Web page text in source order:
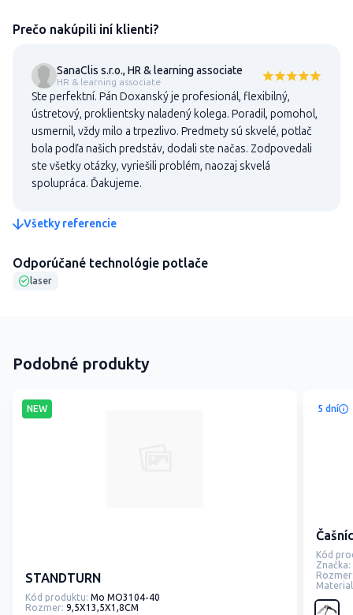
Prečo nakúpili iní klienti?
SanaClis s.r.o., HR & learning associate
HR & learning associate
Ste perfektní. Pán Doxanský je profesionál, flexibilný,
ústretový, proklientsky naladený kolega. Poradil, pomohol,
usmernil, vždy milo a trpezlivo. Predmety sú skvelé, potlač
bola podľa našich predstáv, dodali ste načas. Zodpovedali
ste všetky otázky, vyriešili problém, naozaj skvelá
spolupráca. Ďakujeme.
Všetky referencie
Odporúčané technológie potlače
laser
Podobné produkty
NEW
STANDTURN
Kód produktu: Mo MO3104-40
Rozmer: 9,5X13,5X1,8CM
5 dní
Kód
Značka: